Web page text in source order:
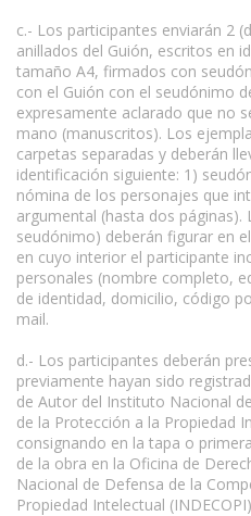
c.- Los participantes enviarán 2
anillados del Guión, escritos en
tamaño A4, firmados con
con el Guión con el seudónimo
expresamente aclarado que no
mano (manuscritos). Los
carpetas separadas y deberán
identificación siguiente: 1)
nómina de los personajes que
argumental (hasta dos
seudónimo) deberán figurar en
en cuyo interior el participante
personales (nombre completo,
de identidad, domicilio, código
mail.
d.- Los participantes deberán
previamente hayan sido
de Autor del Instituto Nacional
de la Protección a la Propiedad
consignando en la tapa o
de la obra en la Oficina de
Nacional de Defensa de la
Propiedad Intelectual